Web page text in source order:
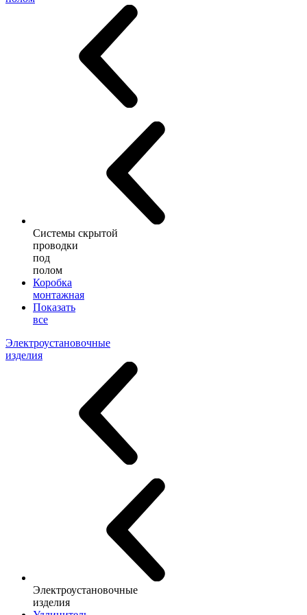
Системы скрытой
проводки
под
полом
Коробка
монтажная
Показать
все
Электроустановочные
изделия
Электроустановочные
изделия